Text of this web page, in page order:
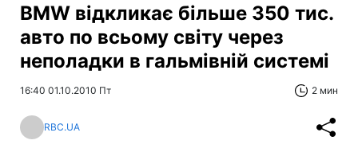
BMW відкликає більше 350 тис.
авто по всьому світу через
неполадки в гальмівній системі
16:40 01.10.2010 Пт 2 мин
RBC.UA